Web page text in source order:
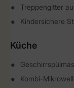
Treppengitter
Kindersichere
Küche
Kombi-